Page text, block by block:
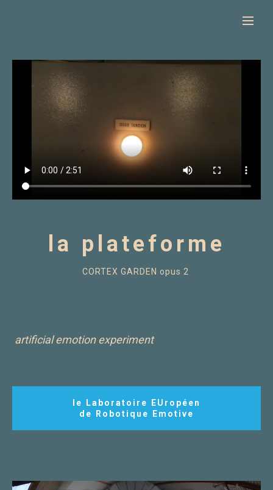
la plateforme
CORTEX GARDEN opus 2
artificial emotion experiment
le Laboratoire EUropéen
de Robotique Emotive